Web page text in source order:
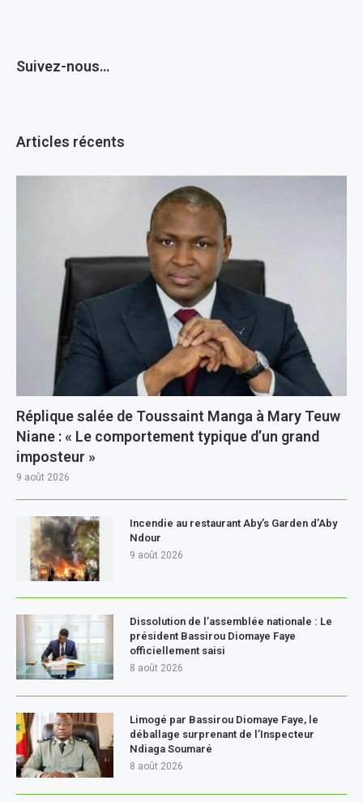
Suivez-nous…
Articles récents
Réplique salée de Toussaint Manga à Mary Teuw
Niane : « Le comportement typique d’un grand
imposteur »
9 août 2026
Incendie au restaurant Aby’s Garden d’Aby
Ndour
9 août 2026
Dissolution de l’assemblée nationale : Le
président Bassirou Diomaye Faye
officiellement saisi
8 août 2026
Limogé par Bassirou Diomaye Faye, le
déballage surprenant de l’Inspecteur
Ndiaga Soumaré
8 août 2026